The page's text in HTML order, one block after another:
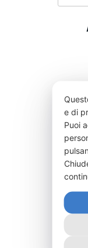
e di
Puoi